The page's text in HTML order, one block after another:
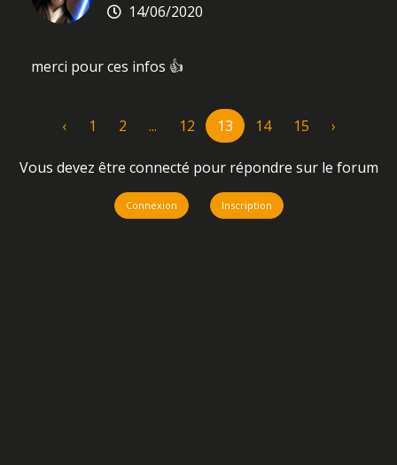
14/06/2020
merci pour ces infos 👍
‹ 1 2 ... 12 13 14 15 ›
Vous devez être connecté pour répondre sur le forum
Connexion Inscription